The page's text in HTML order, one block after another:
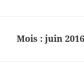
Mois :juin 2016